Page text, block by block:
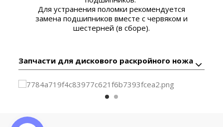
Для устранения поломки рекомендуется
замена подшипников вместе с червяком и
шестерней (в сборе).
Запчасти для дискового раскройного ножа